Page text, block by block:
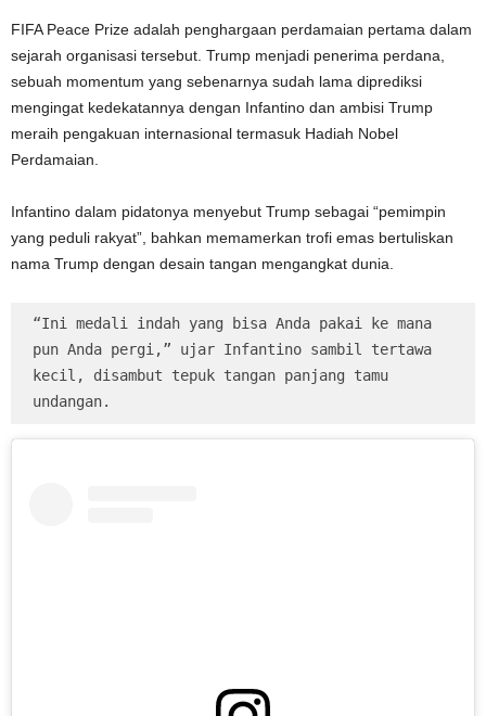
FIFA Peace Prize adalah penghargaan perdamaian pertama dalam
sejarah organisasi tersebut. Trump menjadi penerima perdana,
sebuah momentum yang sebenarnya sudah lama diprediksi
mengingat kedekatannya dengan Infantino dan ambisi Trump
meraih pengakuan internasional termasuk Hadiah Nobel
Perdamaian.
Infantino dalam pidatonya menyebut Trump sebagai “pemimpin
yang peduli rakyat”, bahkan memamerkan trofi emas bertuliskan
nama Trump dengan desain tangan mengangkat dunia.
“Ini medali indah yang bisa Anda pakai ke mana
pun Anda pergi,” ujar Infantino sambil tertawa
kecil, disambut tepuk tangan panjang tamu
undangan.